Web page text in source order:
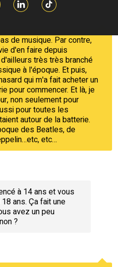
de musique. Par contre,
d'en faire depuis
très très branché
à l'époque. Et puis,
qui m'a fait acheter un
pour commencer. Et là, je
non seulement pour
pour toutes les
autour de la batterie.
des Beatles, de
etc…
à 14 ans et vous
ans. Ça fait une
avez un peu
?